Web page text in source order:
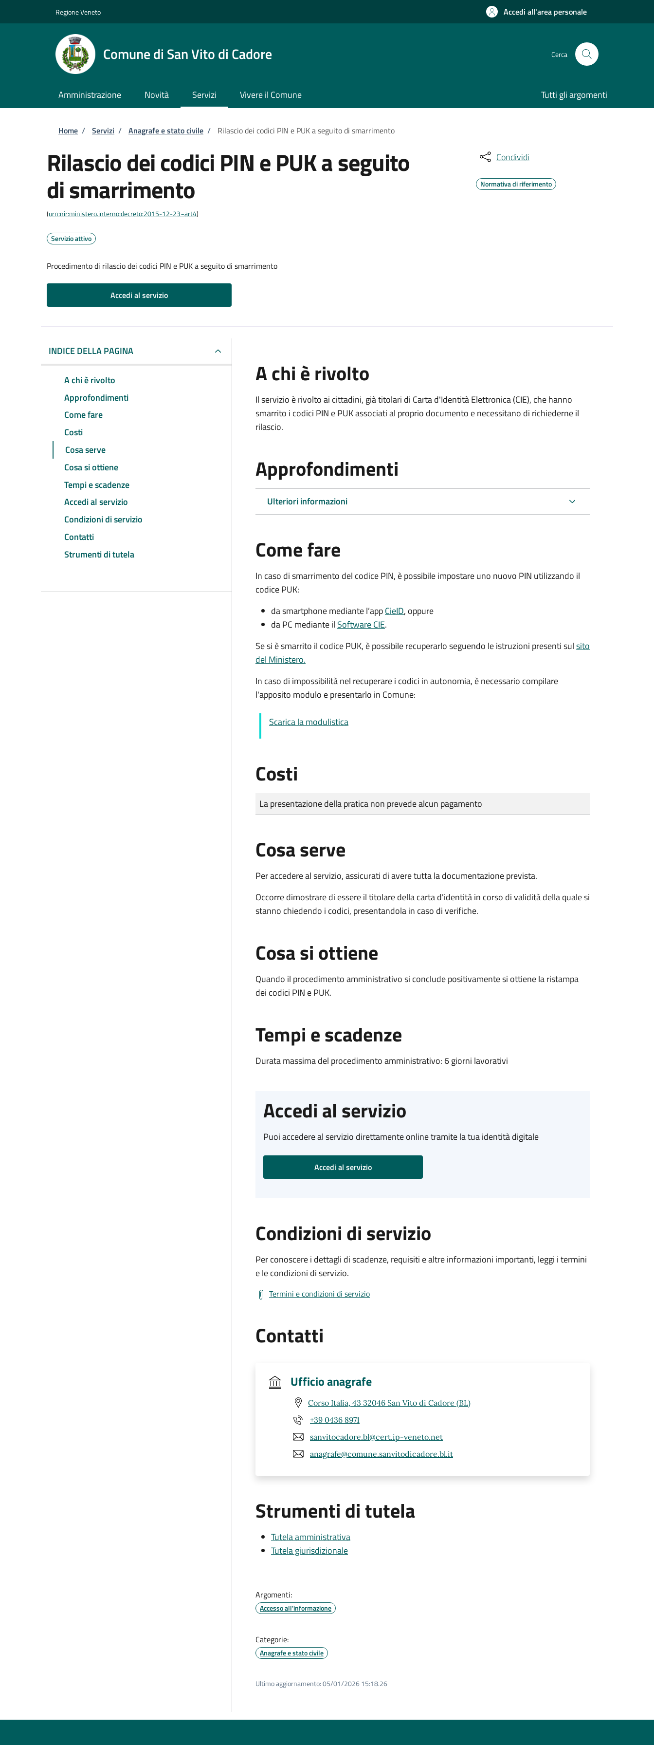
Regione Veneto Accedi all'area personale
Comune di San Vito di Cadore Cerca
Amministrazione Novità Servizi Vivere il Comune Tutti gli argomenti
Briciole di pane
Home / Servizi / Anagrafe e stato civile / Rilascio dei codici PIN e PUK a seguito di smarrimento
Rilascio dei codici PIN e PUK a seguito
di smarrimento
(urn:nir:ministero.interno:decreto:2015-12-23~art4)
Servizio attivo
Procedimento di rilascio dei codici PIN e PUK a seguito di smarrimento
Accedi al servizio
Condividi
Normativa di riferimento
INDICE DELLA PAGINA
A chi è rivolto
Approfondimenti
Come fare
Costi
Cosa serve
Cosa si ottiene
Tempi e scadenze
Accedi al servizio
Condizioni di servizio
Contatti
Strumenti di tutela
A chi è rivolto
Il servizio è rivolto ai cittadini, già titolari di Carta d'Identità Elettronica (CIE), che hanno
smarrito i codici PIN e PUK associati al proprio documento e necessitano di richiederne il
rilascio.
Approfondimenti
Ulteriori informazioni
Come fare
In caso di smarrimento del codice PIN, è possibile impostare uno nuovo PIN utilizzando il
codice PUK:
da smartphone mediante l’appCieID, oppure
da PC mediante il Software CIE.
Se si è smarrito il codice PUK, è possibile recuperarlo seguendo le istruzioni presenti sulsito
del Ministero.
In caso di impossibilità nel recuperare i codici in autonomia, è necessario compilare
l'apposito modulo e presentarlo in Comune:
Scarica la modulistica
Costi
Tipo di pagamento
Importo
La presentazione della pratica non prevede alcun pagamento
Cosa serve
Per accedere al servizio, assicurati di avere tutta la documentazione prevista.
Occorre dimostrare di essere il titolare della carta d'identità in corso di validità della quale si
stanno chiedendo i codici, presentandola in caso di verifiche.
Cosa si ottiene
Quando il procedimento amministrativo si conclude positivamente si ottiene la ristampa
dei codici PIN e PUK.
Tempi e scadenze
Durata massima del procedimento amministrativo: 6 giorni lavorativi
Accedi al servizio
Puoi accedere al servizio direttamente online tramite la tua identità digitale
Accedi al servizio
Condizioni di servizio
Per conoscere i dettagli di scadenze, requisiti e altre informazioni importanti, leggi i termini
e le condizioni di servizio.
Termini e condizioni di servizio
Contatti
Ufficio anagrafe
Corso Italia, 43 32046 San Vito di Cadore (BL)
+39 0436 8971
sanvitocadore.bl@cert.ip-veneto.net
anagrafe@comune.sanvitodicadore.bl.it
Strumenti di tutela
Tutela amministrativa
Tutela giurisdizionale
Argomenti:
Accesso all'informazione
Categorie:
Anagrafe e stato civile
Ultimo aggiornamento:05/01/2026 15:18.26